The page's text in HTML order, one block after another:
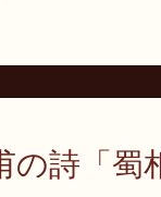
の詩「蜀